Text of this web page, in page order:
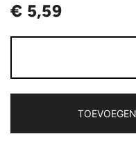
€ 5,59